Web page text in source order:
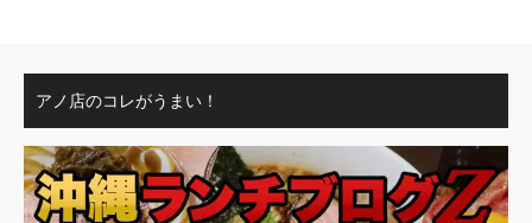
アノ店のコレがうまい！